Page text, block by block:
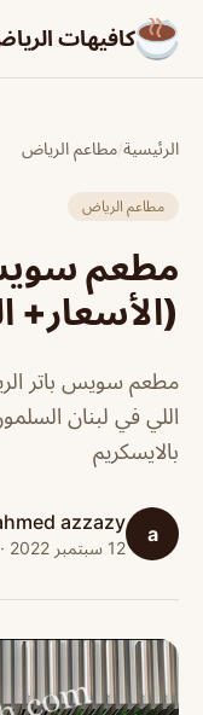
كافيهات
الرئيسية/مطاعم الرياض
مطاعم الرياض
مطعم
(الأسعار+
مطعم سويس باتر
اللي في لبنان
بالايسكريم
a
azzazy
12 سبتمبر 2022 · 1 دقائق قراءة